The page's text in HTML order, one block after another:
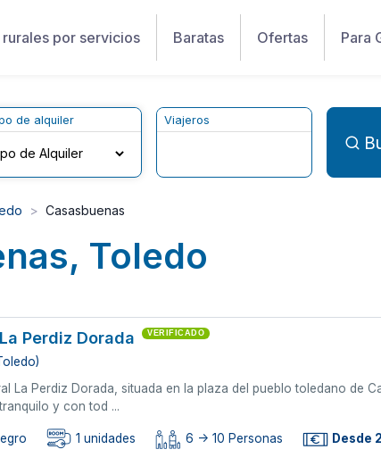
rurales por servicios Baratas Ofertas Para
de alquiler Viajeros
Casasbuenas
Toledo
Perdiz Dorada VERIFICADO
La Perdiz Dorada, situada en la plaza del pueblo toledano de
y con tod ...
1 unidades 6 -> 10 Personas Desde